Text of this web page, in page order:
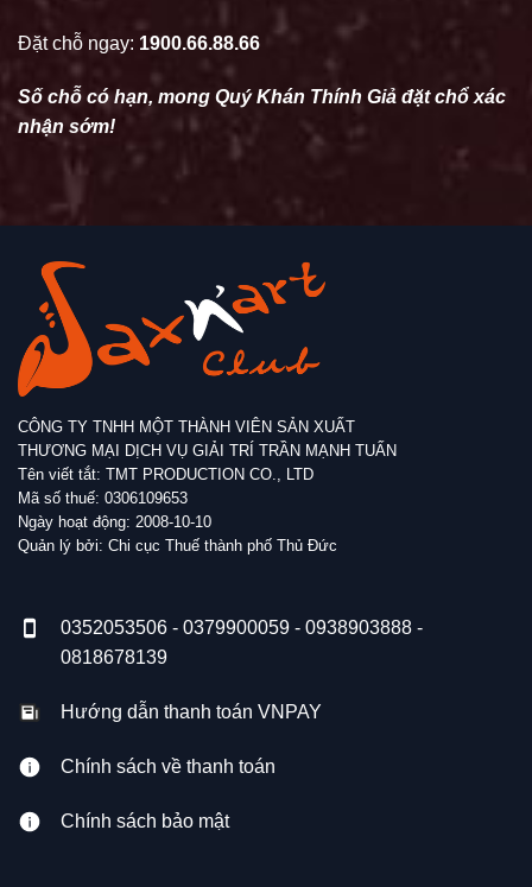
Đặt chỗ ngay: 1900.66.88.66
Số chỗ có hạn, mong Quý Khán Thính Giả đặt chổ xác
nhận sớm!
CÔNG TY TNHH MỘT THÀNH VIÊN SẢN XUẤT
THƯƠNG MẠI DỊCH VỤ GIẢI TRÍ TRẦN MẠNH TUẤN
Tên viết tắt: TMT PRODUCTION CO., LTD
Mã số thuế: 0306109653
Ngày hoạt động: 2008-10-10
Quản lý bởi: Chi cục Thuế thành phố Thủ Đức
0352053506 - 0379900059 - 0938903888 -
0818678139
Hướng dẫn thanh toán VNPAY
Chính sách về thanh toán
Chính sách bảo mật